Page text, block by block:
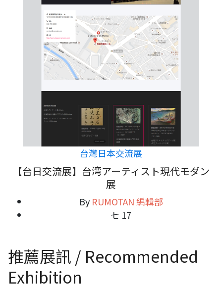
台灣日本交流展
【台日交流展】台湾アーティスト現代モダン
展
By RUMOTAN 編輯部
七 17
推薦展訊 / Recommended
Exhibition